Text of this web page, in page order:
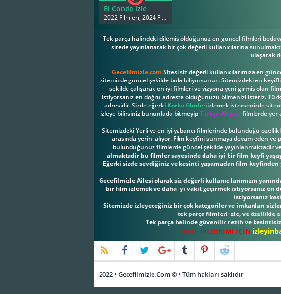
El Conde izle
2022 Filmleri, 2024 Filmleri
Tek parça halindeki dilemiş olduğunuz en güncel filmleri
sitede yayınlanarak bir çok değerli kullanıcılarına
ulaşarak
Gecefilmizle.com Sitesi siz değerli kullanıcılarımıza en
sitemizde güncel şekilde bula biliyorsunuz. Sitemizdeki en
şekilde çalışarak en iyi filmleri ve vizyona yeni girmiş olan
istiyorsanız en doğru adreste olduğunuzu bilmenizi isteriz.
adresidir. Sizde eğerki Korku filmleriizlemek istersenizde
izleye bilirsiniz bununlada bitmeyipTürkçe Altyazı filmlerde yer
Sitemizdeki Yerli ve en iyi yabancı filmlerinde bulunduğu
arasında yerini alıyor. Film keyfini sunmaya devam eden
bulunduğunuz filmlerde güncel şekilde yayınlanmaktadir
almaktadir bu filmler sayesinde daha iyi bir film keyfi
Eğerki sizde sevdiğiniz ve kesinti yaşamadan film
Gecefilmizle Ailesi olarak siz değerli kullanıcılarımızın
bir film izlemek ve daha iyi vakit geçirmek istiyorsanız en
istiyorsanız
Sitemizde izleyeceğiniz bir çok kategoriler ve imkanları
tek parça filmleri izle, ve özellikle
Tek parça halinde güvenilir nezih ve
TELİF BİLDİRİMİ İÇİN
2022 • Gecefilmizle.Com © • Tüm hakları saklıdır